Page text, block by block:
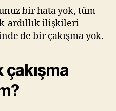
bir hata yok, tüm
ardıllık ilişkileri
de bir çakışma yok.
çakışma